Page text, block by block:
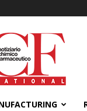
NCF
International